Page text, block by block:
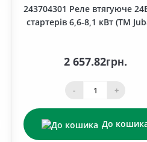
243704301 Реле втягуюче
стартерів 6,6-8,1 кВт (TM
2 657.82грн.
- +
До